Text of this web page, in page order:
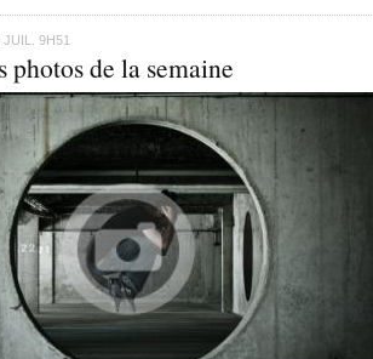
JUIL. 9H51
photos de la semaine